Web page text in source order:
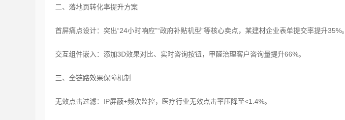
二、落地页转化率提升方案
首屏痛点设计‌：突出“24小时响应”“政府补贴机型”等核心卖点，某建材企业表单提交率提升35%‌。
交互组件嵌入‌：添加3D效果对比、实时咨询按钮，甲醛治理客户咨询量提升66%‌。
三、全链路效果保障机制
无效点击过滤‌：IP屏蔽+频次监控，医疗行业无效点击率压降至<1.4%‌。